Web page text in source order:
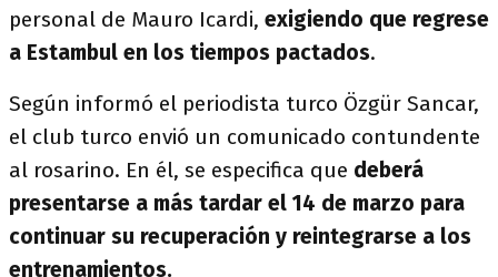
personal de Mauro Icardi, exigiendo que regrese
a Estambul en los tiempos pactados.
Según informó el periodista turco Özgür Sancar,
el club turco envió un comunicado contundente
al rosarino. En él, se especifica que deberá
presentarse a más tardar el 14 de marzo para
continuar su recuperación y reintegrarse a los
entrenamientos.